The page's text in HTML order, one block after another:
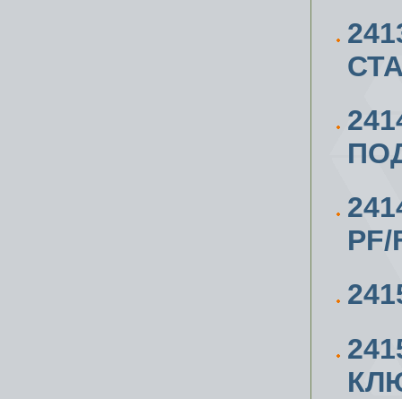
PF/